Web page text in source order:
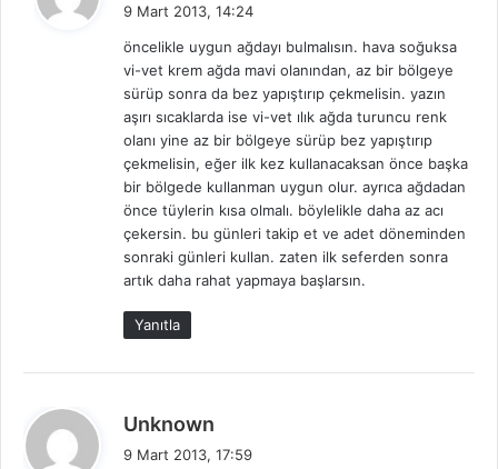
i
k
i
9 Mart 2013, 14:24
öncelikle uygun ağdayı bulmalısın. hava soğuksa
vi-vet krem ağda mavi olanından, az bir bölgeye
sürüp sonra da bez yapıştırıp çekmelisin. yazın
aşırı sıcaklarda ise vi-vet ılık ağda turuncu renk
olanı yine az bir bölgeye sürüp bez yapıştırıp
çekmelisin, eğer ilk kez kullanacaksan önce başka
bir bölgede kullanman uygun olur. ayrıca ağdadan
önce tüylerin kısa olmalı. böylelikle daha az acı
çekersin. bu günleri takip et ve adet döneminden
sonraki günleri kullan. zaten ilk seferden sonra
artık daha rahat yapmaya başlarsın.
Yanıtla
Unknown
9 Mart 2013, 17:59